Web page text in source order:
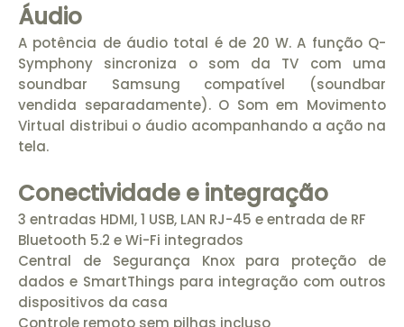
Áudio
A potência de áudio total é de 20 W. A função Q-
Symphony sincroniza o som da TV com uma
soundbar Samsung compatível (soundbar
vendida separadamente). O Som em Movimento
Virtual distribui o áudio acompanhando a ação na
tela.
Conectividade e integração
3 entradas HDMI, 1 USB, LAN RJ-45 e entrada de RF
Bluetooth 5.2 e Wi-Fi integrados
Central de Segurança Knox para proteção de
dados e SmartThings para integração com outros
dispositivos da casa
Controle remoto sem pilhas incluso